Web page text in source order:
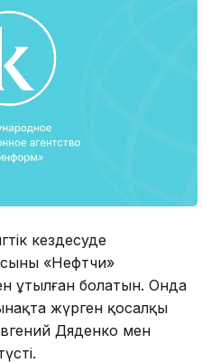
кездесуде
«Нефтчи»
ұтылған болатын. Онда
жүрген қосалқы
Дяденко мен